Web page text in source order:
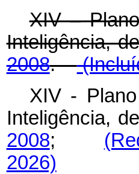
XIV –
Inteligência,
2008.
XIV -
Inteligência,
2008;
2026)